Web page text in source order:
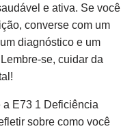
e ativa. Se você
converse com um
diagnóstico e um
se, cuidar da
E73 1 Deficiência
sobre como você